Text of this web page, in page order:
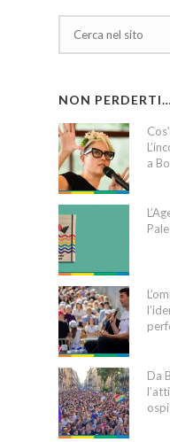
NON PERDERTI…
a
Da